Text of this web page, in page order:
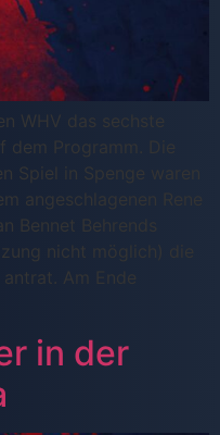
WHV das sechste
dem Programm. Die
Spiel in Spenge waren
angeschlagenen Rene
Bennet Behrends
nicht möglich) die
Am Ende
in der